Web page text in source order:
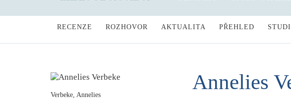
RECENZE ROZHOVOR AKTUALITA PŘEHLED
Verbeke, Annelies
Annelies